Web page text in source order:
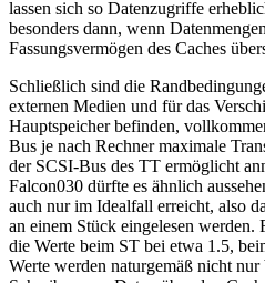
lassen sich so Datenzugriffe
besonders dann, wenn
Fassungsvermögen des Caches
Schließlich sind die
externen Medien und für das
Hauptspeicher befinden,
Bus je nach Rechner maximale
der SCSI-Bus des TT ermöglicht
Falcon030 dürfte es ähnlich
auch nur im Idealfall erreicht, also
an einem Stück eingelesen
die Werte beim ST bei etwa 1.5,
Werte werden naturgemäß nicht